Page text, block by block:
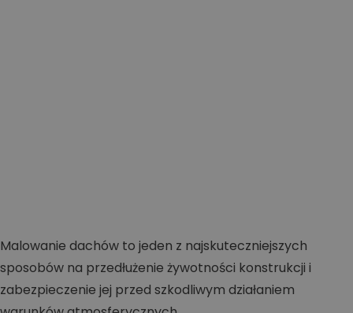
Malowanie dachów to jeden z najskuteczniejszych
sposobów na przedłużenie żywotności konstrukcji i
zabezpieczenie jej przed szkodliwym działaniem